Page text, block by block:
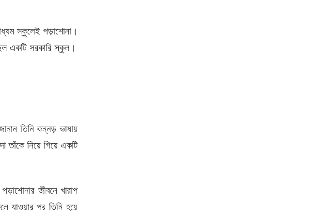
স্কুলেই পড়াশোনা।
একটি সরকারি স্কুল।
তিনি কন্নড় ভাষায়
তাঁকে নিয়ে গিয়ে একটি
জীবনে খারাপ
যাওয়ার পর তিনি হয়ে